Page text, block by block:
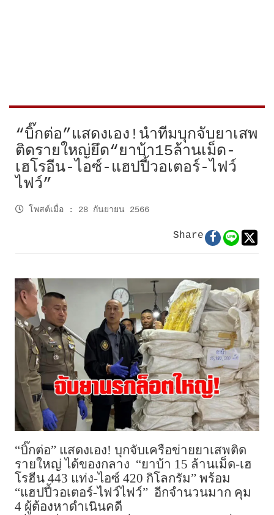
“บิ๊กต่อ”แสดงเอง!นำทีมบุกจับยาเสพ
ติดรายใหญ่ยึด“ยาบ้า15ล้านเม็ด-
เฮโรอีน-ไอซ์-แฮปปี้วอเตอร์-ไฟว์
ไฟว์”
โพสต์เมื่อ : 28 กันยายน 2566
Share
“บิ๊กต่อ” แสดงเอง! บุกจับเครือข่ายยาเสพติด
รายใหญ่ ได้ของกลาง “ยาบ้า 15 ล้านเม็ด-เฮ
โรฮีน 443 แท่ง-ไอซ์ 420 กิโลกรัม” พร้อม
“แฮปปี้วอเตอร์-ไฟว์ไฟว์” อีกจำนวนมาก คุม
4 ผู้ต้องหาดำเนินคดี